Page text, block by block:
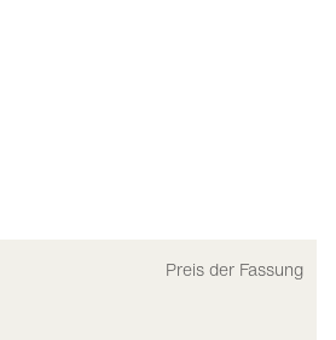
Preis der Fassung